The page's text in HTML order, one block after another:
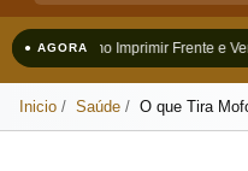
● AGORAComo Imprimir Frente e
Inicio Saúde O que Tira